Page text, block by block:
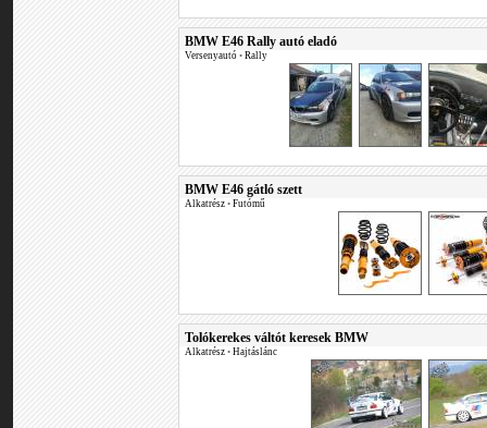
BMW E46 Rally autó eladó
Versenyautó • Rally
BMW E46 gátló szett
Alkatrész • Futómű
Tolókerekes váltót keresek BMW
Alkatrész • Hajtáslánc